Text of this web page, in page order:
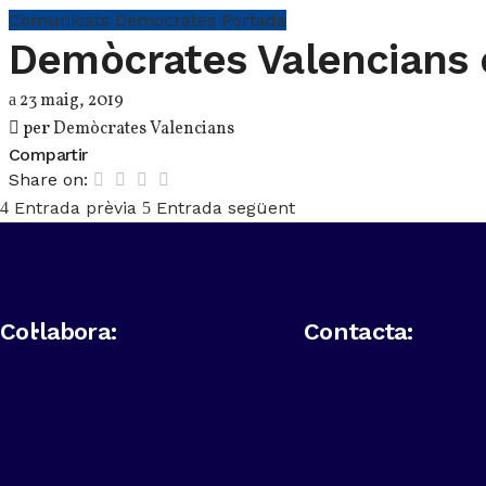
Comunicats Democrates Portada
Demòcrates Valencians
23 maig, 2019
perDemòcrates Valencians
Compartir
Share on:
Entrada prèvia
Entrada següent
Col·labora: Contacta: